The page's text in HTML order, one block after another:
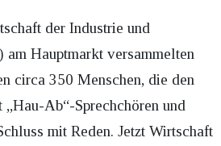
der Industrie und
Hauptmarkt versammelten
circa 350 Menschen, die den
Ab“-Sprechchören und
mit Reden. Jetzt Wirtschaft